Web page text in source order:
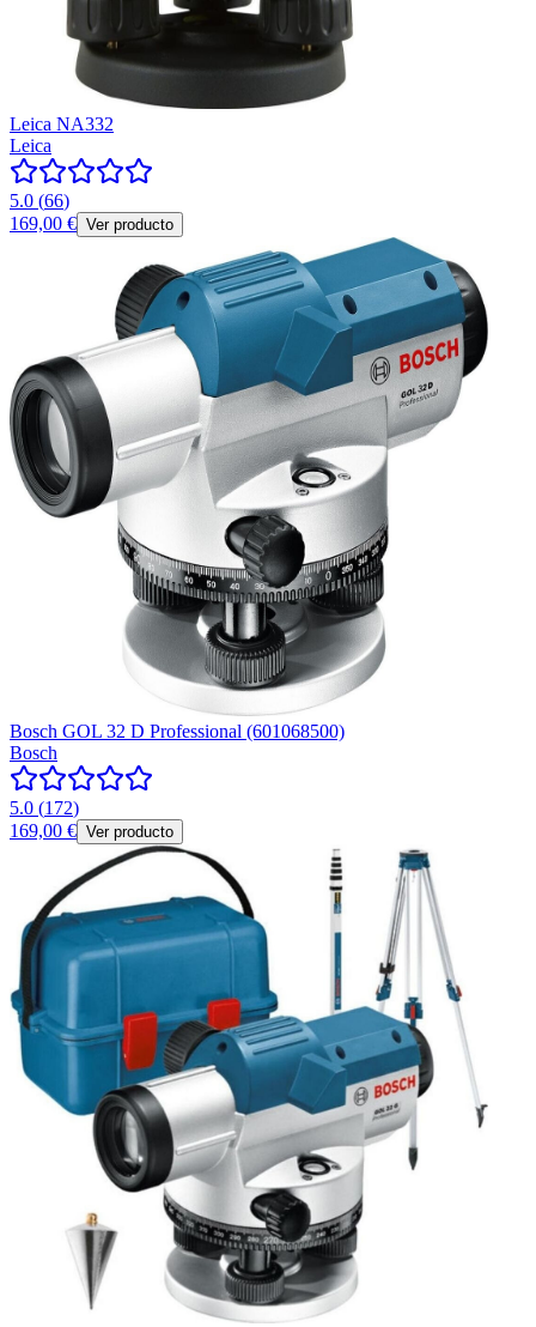
Leica NA332
Leica
5.0 (66)
169,00 € Ver producto
Bosch GOL 32 D Professional (601068500)
Bosch
5.0 (172)
169,00 € Ver producto